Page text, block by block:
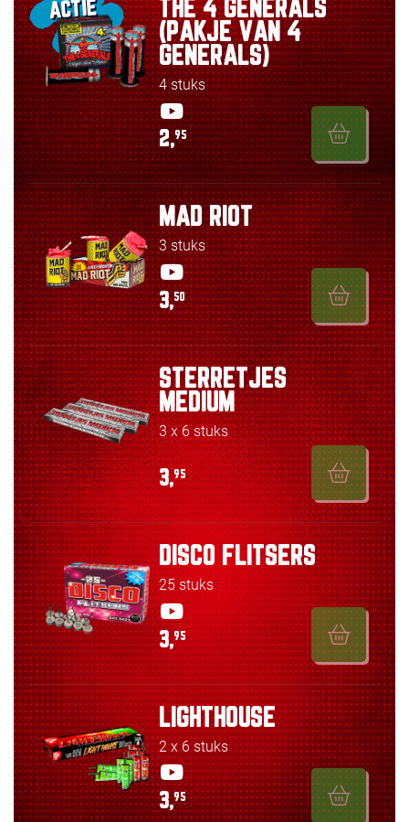
ACTIE
THE 4 GENERALS
(PAKJE VAN 4
GENERALS)
4 stuks
2,95
MAD RIOT
3 stuks
3,50
STERRETJES
MEDIUM
3 x 6 stuks
3,95
DISCO FLITSERS
25 stuks
3,95
LIGHTHOUSE
2 x 6 stuks
3,95